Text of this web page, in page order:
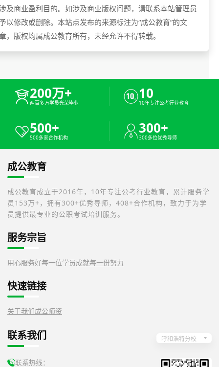
及商业盈利目的。如涉及商业版权问题，请联系本站管理员
以修改或删除。本站点发布的来源标注为“成公教育”的文
，版权均属成公教育所有，未经允许不得转载。
200万+
两百多万学员光荣毕业
10
10年专注公考行业教育
500+
500多家合作机构
300+
300多位优秀导师
成公教育
成公教育成立于2016年，10年专注公考行业教育，累计服务学
员153万+，拥有300+优秀导师，408+合作机构，致力于为学
员提供最专业的公职考试培训服务。
服务宗旨
用心服务好每一位学员成就每一份努力
快速链接
关于我们成公师资
联系我们 呼和浩特分校
联系热线：